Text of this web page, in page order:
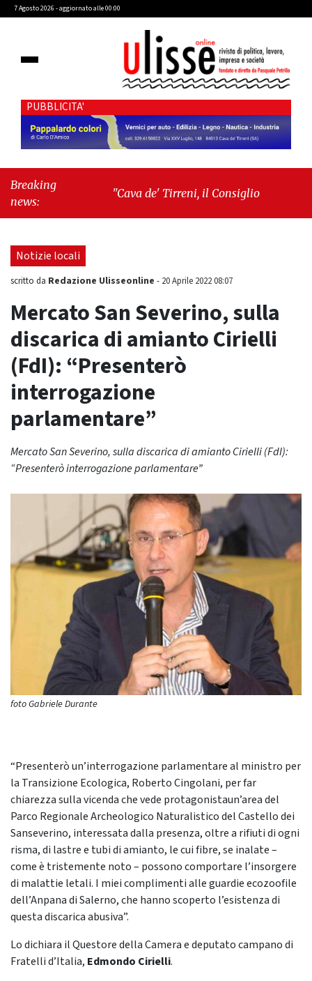
7 Agosto 2026 - aggiornato alle 00:00
PUBBLICITA'
Breaking
news:
"Cava de' Tirreni, il Consiglio comunale
Mare, giornata storica: la ceramica ammessa
alla fase europea per l’IGP"
Notizie locali
scritto da Redazione Ulisseonline - 20 Aprile 2022 08:07
Mercato San Severino, sulla
discarica di amianto Cirielli
(FdI): “Presenterò
interrogazione
parlamentare”
Mercato San Severino, sulla discarica di amianto Cirielli (FdI):
“Presenterò interrogazione parlamentare”
foto Gabriele Durante
“Presenterò un’interrogazione parlamentare al ministro per
la Transizione Ecologica, Roberto Cingolani, per far
chiarezza sulla vicenda che vede protagonistaun’area del
Parco Regionale Archeologico Naturalistico del Castello dei
Sanseverino, interessata dalla presenza, oltre a rifiuti di ogni
risma, di lastre e tubi di amianto, le cui fibre, se inalate –
come è tristemente noto – possono comportare l’insorgere
di malattie letali. I miei complimenti alle guardie ecozoofile
dell’Anpana di Salerno, che hanno scoperto l’esistenza di
questa discarica abusiva”.
Lo dichiara il Questore della Camera e deputato campano di
Fratelli d’Italia, Edmondo Cirielli.